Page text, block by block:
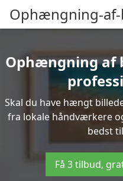
Ophængning-
Ophængning af
Skal du have hængt
fra lokale håndværkere
bedst
Få 3 tilbud,